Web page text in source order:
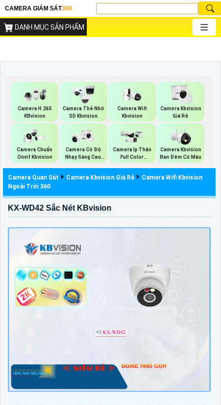
CAMERA GIÁM SÁT360
DANH MỤC SẢN PHẨM
Camera H.265
KBvision
Camera Thẻ Nhớ
SD Kbvision
Camera Wifi
Kbvision
Camera Kbvision
Giá Rẻ
Camera Chuẩn
Onvif Kbvision
Camera Có Độ
Nhạy Sáng Cao
Kbvision
Camera Ip Thân
Full Color
Kbvision
Camera Kbvision
Ban Đêm Có Màu
Camera Quan Sát Camera Kbvision Giá Rẻ
Camera Wifi Kbvision
Ngoài Trời 360
KX-WD42 Sắc Nét KBvision